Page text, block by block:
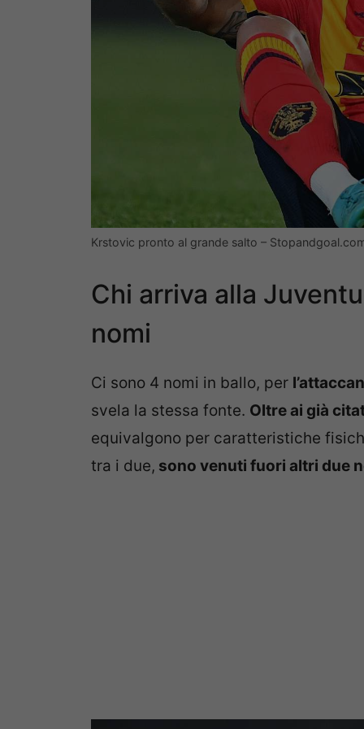
Krstovic pronto al grande salto –
Chi arriva alla
nomi
Ci sono 4 nomi in ballo, per
svela la stessa fonte. Oltre ai già
equivalgono per caratteristiche
tra i due, sono venuti fuori altri due